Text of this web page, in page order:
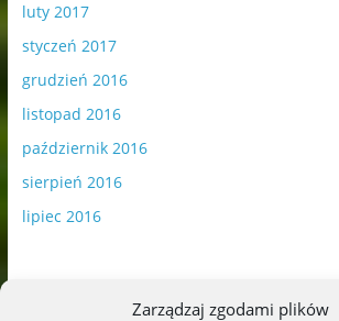
Zarządzaj zgodami plików
luty 2017
styczeń 2017
grudzień 2016
listopad 2016
październik 2016
sierpień 2016
lipiec 2016